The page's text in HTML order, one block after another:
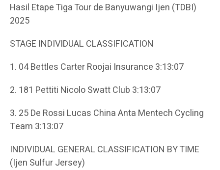
Hasil Etape Tiga Tour de Banyuwangi Ijen (TDBI)
2025
STAGE INDIVIDUAL CLASSIFICATION
1. 04 Bettles Carter Roojai Insurance 3:13:07
2. 181 Pettiti Nicolo Swatt Club 3:13:07
3. 25 De Rossi Lucas China Anta Mentech Cycling
Team 3:13:07
INDIVIDUAL GENERAL CLASSIFICATION BY TIME
(Ijen Sulfur Jersey)